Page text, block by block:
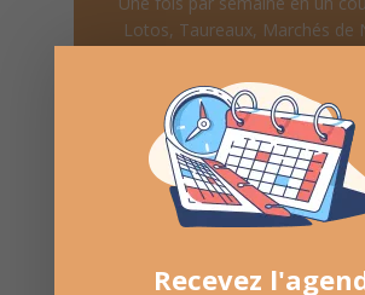
Lotos, Taureaux, Marchés de
Recevoir l'agenda
Recevez